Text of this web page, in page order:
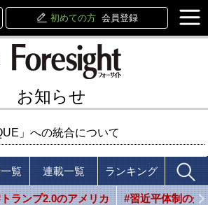
初めての方 会員登録
お知らせ
」への統合について
覧 連載一覧 ランキング
ランプ2.0のアメリカ #習近平体制の光